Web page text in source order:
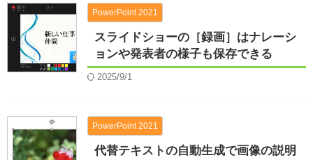
PowerPoint 2021
スライドショーの［録画］はナレーシ
ョンや発表者の様子も保存できる
2025/9/1
PowerPoint 2021
代替テキストの自動生成で画像の説明